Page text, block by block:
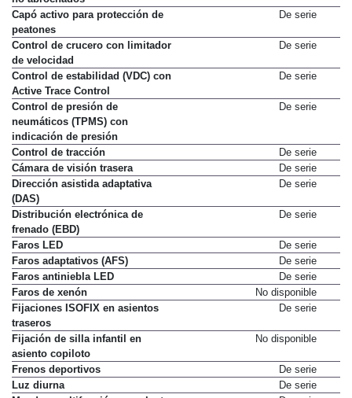
Capó activo para protección de
peatones
De serie
Control de crucero con limitador
de velocidad
De serie
Control de estabilidad (VDC) con
Active Trace Control
De serie
Control de presión de
neumáticos (TPMS) con
indicación de presión
De serie
Control de tracción
De serie
Cámara de visión trasera
De serie
Dirección asistida adaptativa
(DAS)
De serie
Distribución electrónica de
frenado (EBD)
De serie
Faros LED
De serie
Faros adaptativos (AFS)
De serie
Faros antiniebla LED
De serie
Faros de xenón
No disponible
Fijaciones ISOFIX en asientos
traseros
De serie
Fijación de silla infantil en
asiento copiloto
No disponible
Frenos deportivos
De serie
Luz diurna
De serie